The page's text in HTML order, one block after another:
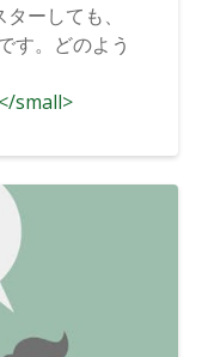
ーしても、
す。どのよう
small>